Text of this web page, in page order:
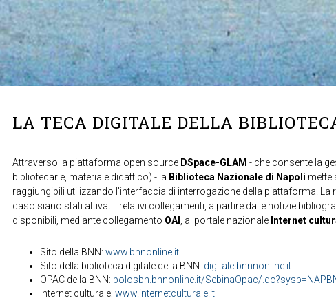
LA TECA DIGITALE DELLA
Attraverso la piattaforma open source DSpace-GLAM - che consente la
bibliotecarie, materiale didattico) - la Biblioteca Nazionale di Napoli mette
raggiungibili utilizzando l'interfaccia di interrogazione della piattaforma.
caso siano stati attivati i relativi collegamenti, a partire dalle notizie
disponibili, mediante collegamento OAI , al portale nazionale Internet
Sito della BNN: www.bnnonline.it
Sito della biblioteca digitale della BNN: digitale.bnnnonline.it
OPAC della BNN: polosbn.bnnonline.it/SebinaOpac/
Internet culturale: www.internetculturale.it